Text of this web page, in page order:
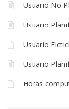
Usuario No
Usuario
Usuario
Usuario
Horas